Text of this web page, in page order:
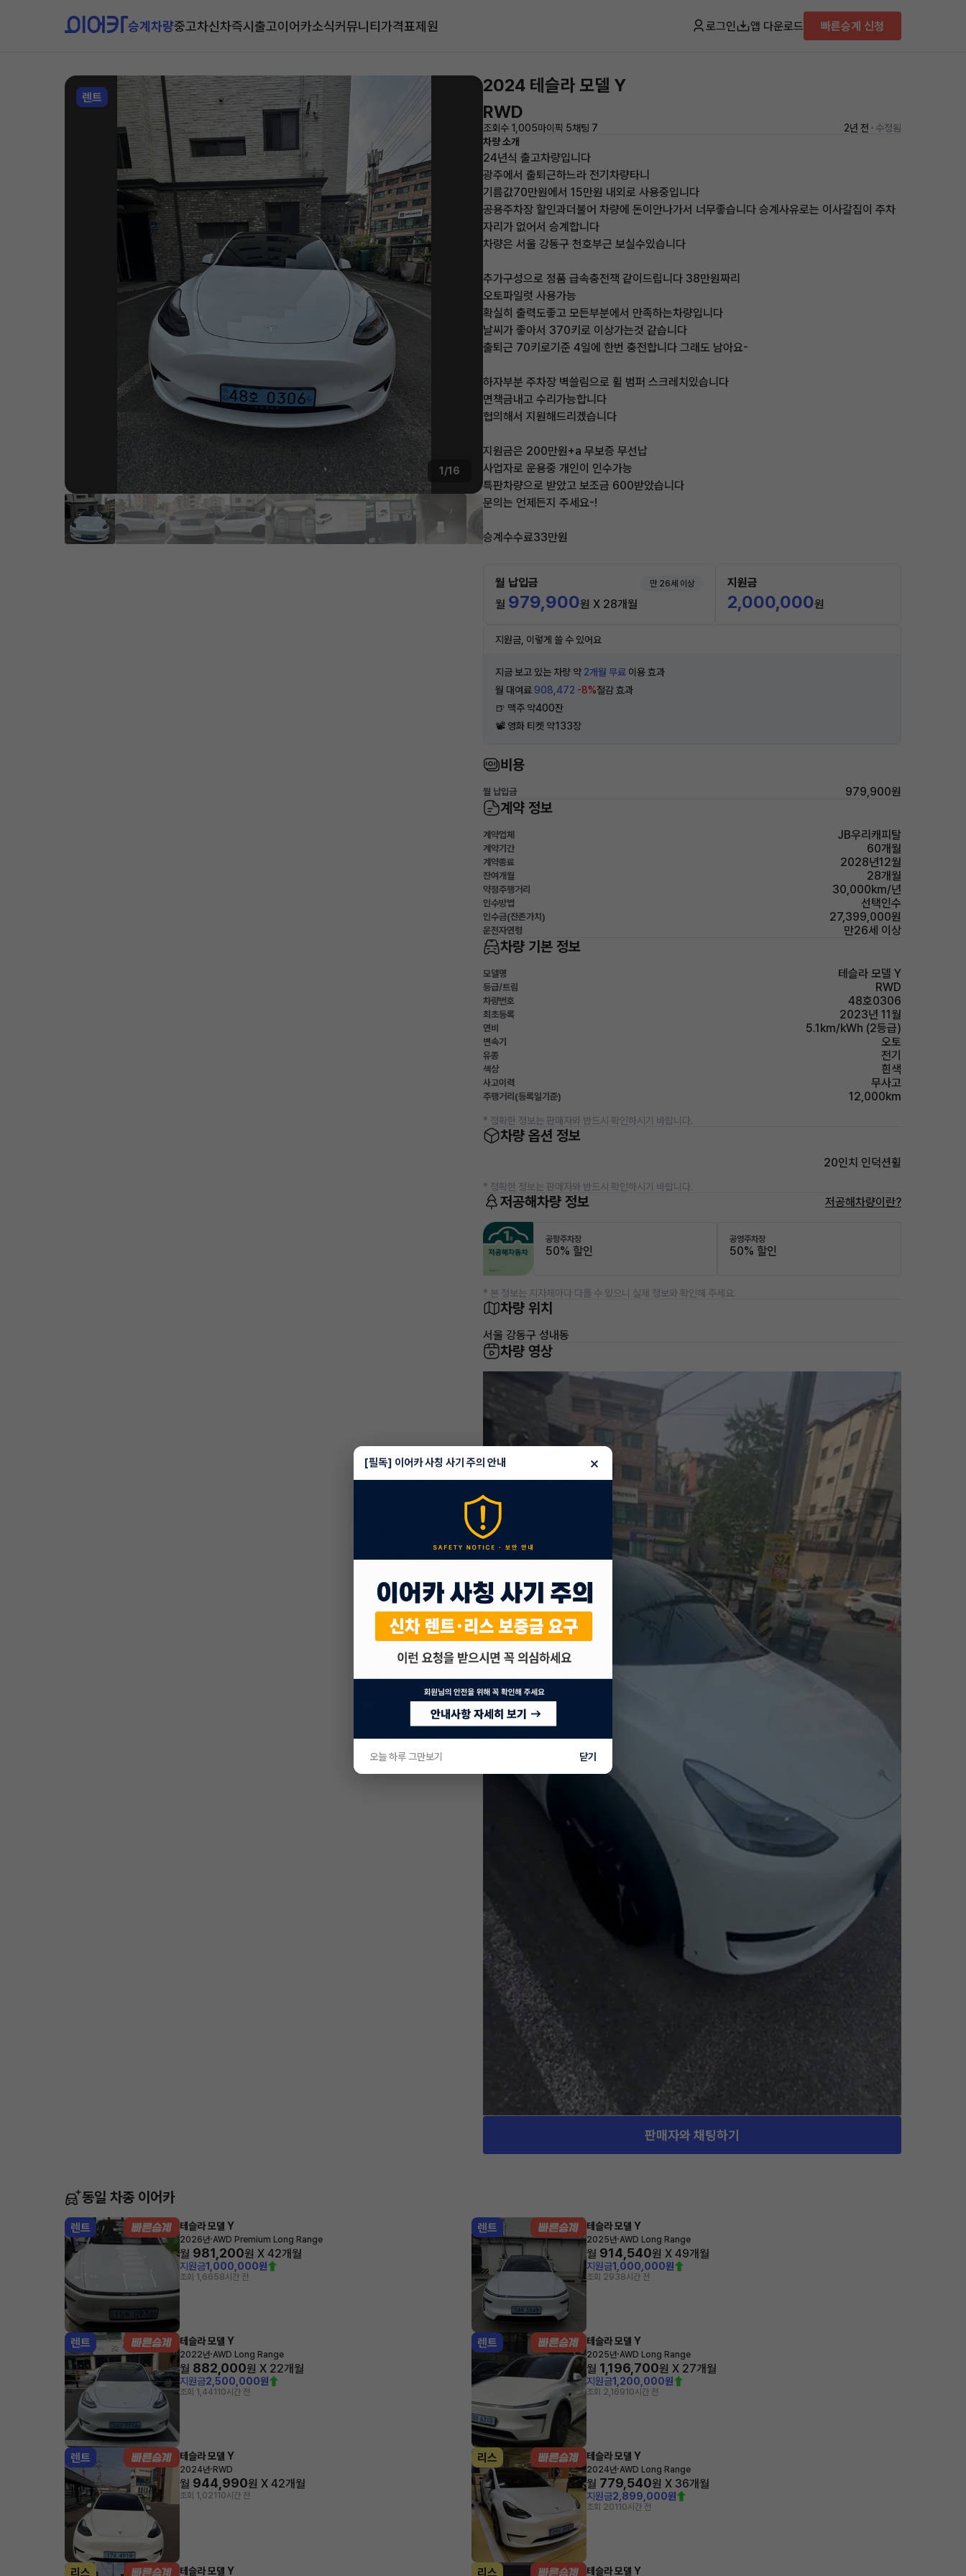
승계차량중고차신차즉시출고이어카소식커뮤니티가격표제원 로그인 앱 다운로드 빠른승계 신청
렌트
1/16
2024 테슬라 모델 Y
RWD
조회수 1,005마이픽 5채팅 7 2년 전 · 수정됨
차량 소개
24년식 출고차량입니다
광주에서 출퇴근하느라 전기차량타니
기름값70만원에서 15만원 내외로 사용중입니다
공용주차장 할인과더불어 차량에 돈이안나가서 너무좋습니다 승계사유로는 이사갈집이 주차
자리가 없어서 승계합니다
차량은 서울 강동구 천호부근 보실수있습니다
추가구성으로 정품 급속충전잭 같이드립니다 38만원짜리
오토파일럿 사용가능
확실히 출력도좋고 모든부분에서 만족하는차량입니다
날씨가 좋아서 370키로 이상가는것 같습니다
출퇴근 70키로기준 4일에 한번 충전합니다 그래도 남아요-
하자부분 주차장 벽쓸림으로 휠 범퍼 스크레치있습니다
면책금내고 수리가능합니다
협의해서 지원해드리겠습니다
지원금은 200만원+a 무보증 무선납
사업자로 운용중 개인이 인수가능
특판차량으로 받았고 보조금 600받았습니다
문의는 언제든지 주세요-!
승계수수료33만원
월 납입금 만 26세 이상
월 979,900원 X 28개월
지원금
2,000,000원
지원금, 이렇게 쓸 수 있어요
지금 보고 있는 차량 약 2개월 무료 이용 효과
월 대여료 908,472 -8%절감 효과
🍺 맥주 약400잔
📽 영화 티켓 약133장
비용
월 납입금 979,900원
계약 정보
계약업체 JB우리캐피탈
계약기간 60개월
계약종료 2028년12월
잔여개월 28개월
약정주행거리 30,000km/년
인수방법 선택인수
인수금(잔존가치) 27,399,000원
운전자연령 만26세 이상
차량 기본 정보
모델명 테슬라 모델 Y
등급/트림 RWD
차량번호 48호0306
최초등록 2023년 11월
연비 5.1km/kWh (2등급)
변속기 오토
유종 전기
색상 흰색
사고이력 무사고
주행거리(등록일기준) 12,000km
* 정확한 정보는 판매자와 반드시 확인하시기 바랍니다.
차량 옵션 정보
20인치 인덕션휠
* 정확한 정보는 판매자와 반드시 확인하시기 바랍니다.
저공해차량 정보 저공해차량이란?
공항주차장
50% 할인
공영주차장
50% 할인
* 본 정보는 지자체마다 다를 수 있으니 실제 정보와 확인해 주세요.
차량 위치
서울 강동구 성내동
차량 영상
판매자와 채팅하기
동일 차종 이어카
렌트 테슬라 모델 Y
2026년·AWD Premium Long Range
월 981,200원 X 42개월
지원금1,000,000원
조회 1,6658시간 전
렌트 테슬라 모델 Y
2025년·AWD Long Range
월 914,540원 X 49개월
지원금1,000,000원
조회 2938시간 전
렌트 테슬라 모델 Y
2022년·AWD Long Range
월 882,000원 X 22개월
지원금2,500,000원
조회 1,44110시간 전
렌트 테슬라 모델 Y
2025년·AWD Long Range
월 1,196,700원 X 27개월
지원금1,200,000원
조회 2,16910시간 전
렌트 테슬라 모델 Y
2024년·RWD
월 944,990원 X 42개월
조회 1,02110시간 전
리스 테슬라 모델 Y
2024년·AWD Long Range
월 779,540원 X 36개월
지원금2,899,000원
조회 20110시간 전
리스 테슬라 모델 Y 리스 테슬라 모델 Y
[필독] 이어카 사칭 사기 주의 안내 ×
오늘 하루 그만보기 닫기